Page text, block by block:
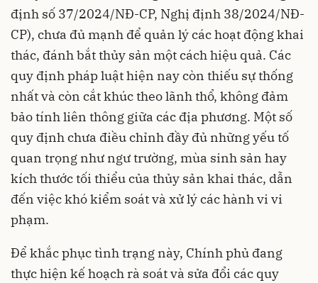
định số 37/2024/NĐ-CP, Nghị định 38/2024/NĐ-
CP), chưa đủ mạnh để quản lý các hoạt động khai
thác, đánh bắt thủy sản một cách hiệu quả. Các
quy định pháp luật hiện nay còn thiếu sự thống
nhất và còn cắt khúc theo lãnh thổ, không đảm
bảo tính liên thông giữa các địa phương. Một số
quy định chưa điều chỉnh đầy đủ những yếu tố
quan trọng như ngư trường, mùa sinh sản hay
kích thước tối thiểu của thủy sản khai thác, dẫn
đến việc khó kiểm soát và xử lý các hành vi vi
phạm.
Để khắc phục tình trạng này, Chính phủ đang
thực hiện kế hoạch rà soát và sửa đổi các quy